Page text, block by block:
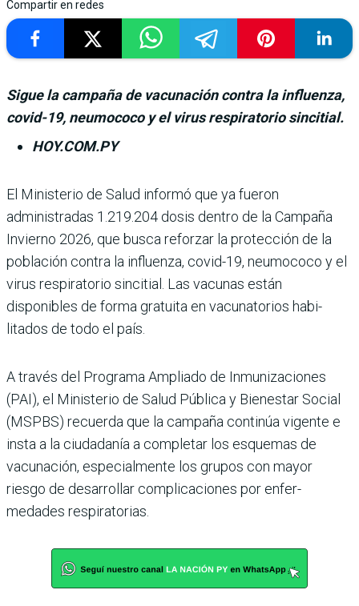
Compartir en redes
Sigue la campaña de vacunación contra la influenza,
covid-19, neumococo y el virus respiratorio sincitial.
HOY.COM.PY
El Ministerio de Salud informó que ya fue­ron
administradas 1.219.204 dosis dentro de la Campaña
Invierno 2026, que busca reforzar la protección de la
población contra la influenza, covid-19, neumococo y el
virus respiratorio sincitial. Las vacu­nas están
disponibles de forma gratuita en vacunatorios habi­
litados de todo el país.
A través del Programa Ampliado de Inmunizacio­nes
(PAI), el Ministerio de Salud Pública y Bienestar Social
(MSPBS) recuerda que la campaña continúa vigente e
insta a la ciudadanía a com­pletar los esquemas de
vacuna­ción, especialmente los grupos con mayor
riesgo de desarro­llar complicaciones por enfer­
medades respiratorias.